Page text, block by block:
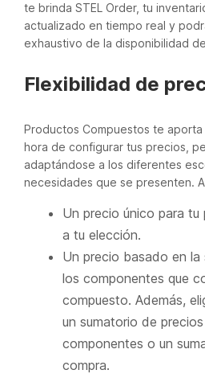
te brinda STEL Order, tu
actualizado en tiempo real y
exhaustivo de la disponibilidad
Flexibilidad de
Productos Compuestos te
hora de configurar tus precios,
adaptándose a los diferentes
necesidades que se presenten.
Un precio único para
a tu elección.
Un precio basado en
los componentes que
compuesto. Además,
un sumatorio de
componentes o un
compra.